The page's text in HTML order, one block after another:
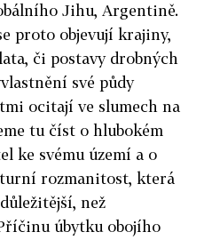
Jihu, Argentině.
proto objevují krajiny,
či postavy drobných
své půdy
ocitají ve slumech na
tu číst o hlubokém
ke svému území a o
rozmanitost, která
než
úbytku obojího